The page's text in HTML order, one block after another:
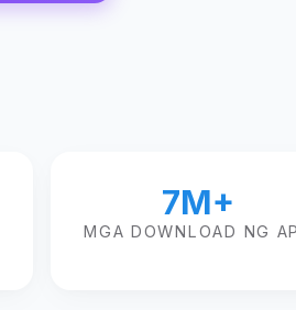
7M+
MGA DOWNLOAD NG